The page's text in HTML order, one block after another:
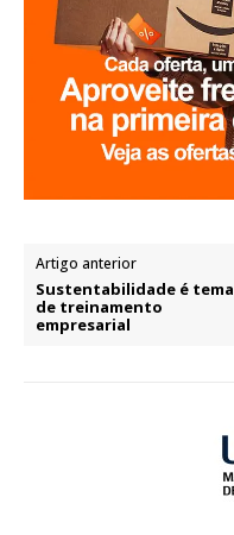
Artigo anterior
Sustentabilidade é tema
de treinamento
empresarial